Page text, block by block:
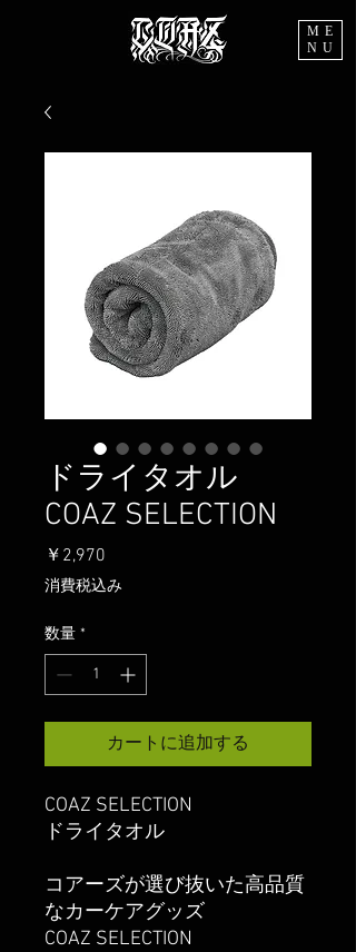
ME
NU
ドライタオル
COAZ SELECTION
￥2,970
格
消費税込み
数量 *
カートに追加する
COAZ SELECTION
ドライタオル
コアーズが選び抜いた高品質
なカーケアグッズ
COAZ SELECTION